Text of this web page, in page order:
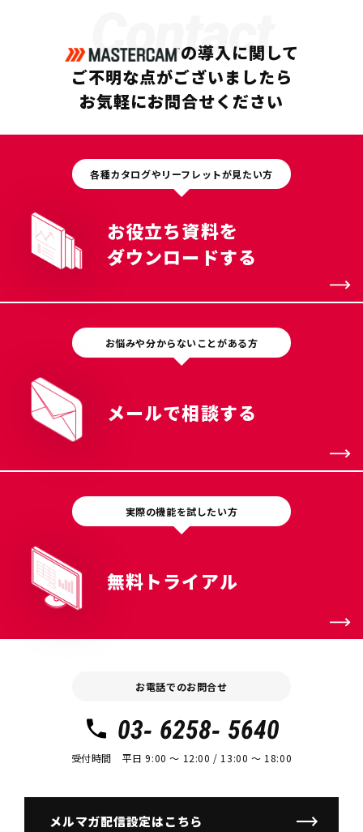
Contact
の導入に関して
ご不明な点がございましたら
お気軽にお問合せください
各種カタログやリーフレットが見たい方
お役立ち資料を
ダウンロードする
お悩みや分からないことがある方
メールで相談する
実際の機能を試したい方
無料トライアル
お電話でのお問合せ
03- 6258- 5640
受付時間 平日 9:00 〜 12:00 / 13:00 〜 18:00
メルマガ配信設定はこちら